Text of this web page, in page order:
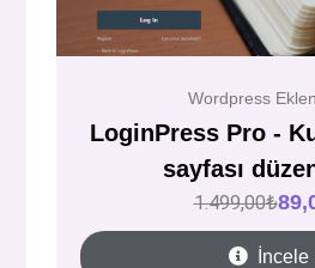
Wordpress
LoginPress Pro -
sayfası
1.499,00₺
İncele